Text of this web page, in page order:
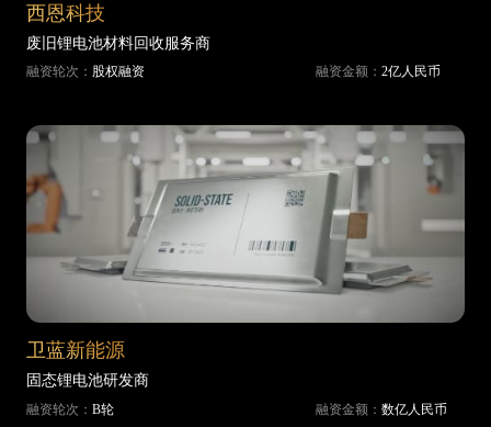
西恩科技
废旧锂电池材料回收服务商
融资轮次： 股权融资 融资金额： 2亿人民币
卫蓝新能源
固态锂电池研发商
融资轮次： B轮 融资金额： 数亿人民币